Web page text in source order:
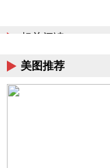
相关阅读
美图推荐